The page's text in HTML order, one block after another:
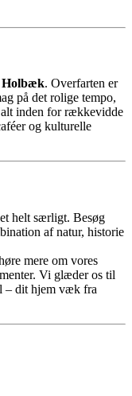
Holbæk. Overfarten er
på det rolige tempo,
alt inden for rækkevidde
og kulturelle
helt særligt. Besøg
af natur, historie
mere om vores
Vi glæder os til
– dit hjem væk fra